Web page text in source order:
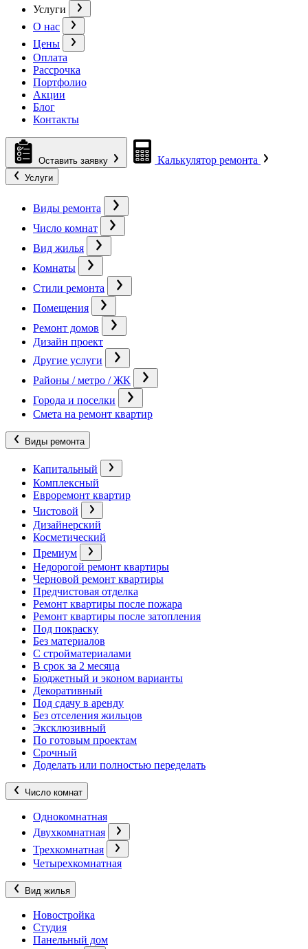
Услуги
О нас
Цены
Оплата
Рассрочка
Портфолио
Акции
Блог
Контакты
Оставить заявку Калькулятор ремонта
Услуги
Виды ремонта
Число комнат
Вид жилья
Комнаты
Стили ремонта
Помещения
Ремонт домов
Дизайн проект
Другие услуги
Районы / метро / ЖК
Города и поселки
Смета на ремонт квартир
Виды ремонта
Капитальный
Комплексный
Евроремонт квартир
Чистовой
Дизайнерский
Косметический
Премиум
Недорогой ремонт квартиры
Черновой ремонт квартиры
Предчистовая отделка
Ремонт квартиры после пожара
Ремонт квартиры после затопления
Под покраску
Без материалов
С стройматериалами
В срок за 2 месяца
Бюджетный и эконом варианты
Декоративный
Под сдачу в аренду
Без отселения жильцов
Эксклюзивный
По готовым проектам
Срочный
Доделать или полностью переделать
Число комнат
Однокомнатная
Двухкомнатная
Трехкомнатная
Четырехкомнатная
Вид жилья
Новостройка
Студия
Панельный дом